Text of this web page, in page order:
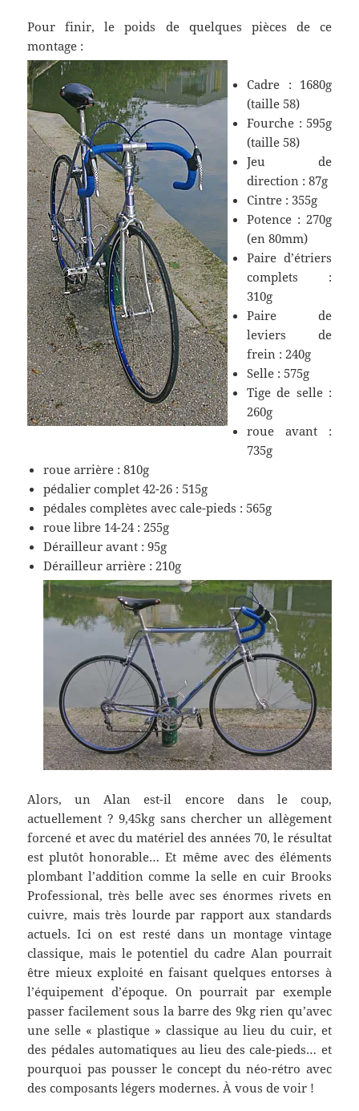
Pour finir, le poids de quelques pièces de ce
montage :
Cadre : 1680g
(taille 58)
Fourche : 595g
(taille 58)
Jeu de
direction : 87g
Cintre : 355g
Potence : 270g
(en 80mm)
Paire d’étriers
complets :
310g
Paire de
leviers de
frein : 240g
Selle : 575g
Tige de selle :
260g
roue avant :
735g
roue arrière : 810g
pédalier complet 42-26 : 515g
pédales complètes avec cale-pieds : 565g
roue libre 14-24 : 255g
Dérailleur avant : 95g
Dérailleur arrière : 210g
Alors, un Alan est-il encore dans le coup,
actuellement ? 9,45kg sans chercher un allègement
forcené et avec du matériel des années 70, le résultat
est plutôt honorable… Et même avec des éléments
plombant l’addition comme la selle en cuir Brooks
Professional, très belle avec ses énormes rivets en
cuivre, mais très lourde par rapport aux standards
actuels. Ici on est resté dans un montage vintage
classique, mais le potentiel du cadre Alan pourrait
être mieux exploité en faisant quelques entorses à
l’équipement d’époque. On pourrait par exemple
passer facilement sous la barre des 9kg rien qu’avec
une selle « plastique » classique au lieu du cuir, et
des pédales automatiques au lieu des cale-pieds… et
pourquoi pas pousser le concept du néo-rétro avec
des composants légers modernes. À vous de voir !